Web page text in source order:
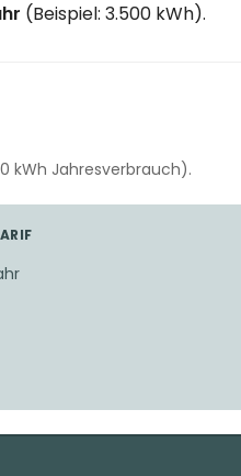
(Beispiel: 3.500 kWh).
kWh Jahresverbrauch).